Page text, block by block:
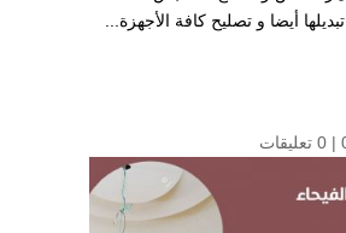
أيضا و تصليح كافة الأجهزة...
0 تعليقات